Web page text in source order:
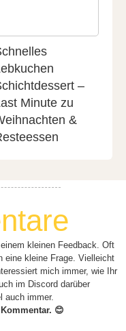
–
Minute zu
&
kleinen Feedback. Oft
eine kleine Frage. Vielleicht
mich immer, wie Ihr
im Discord darüber
auch immer.
😊